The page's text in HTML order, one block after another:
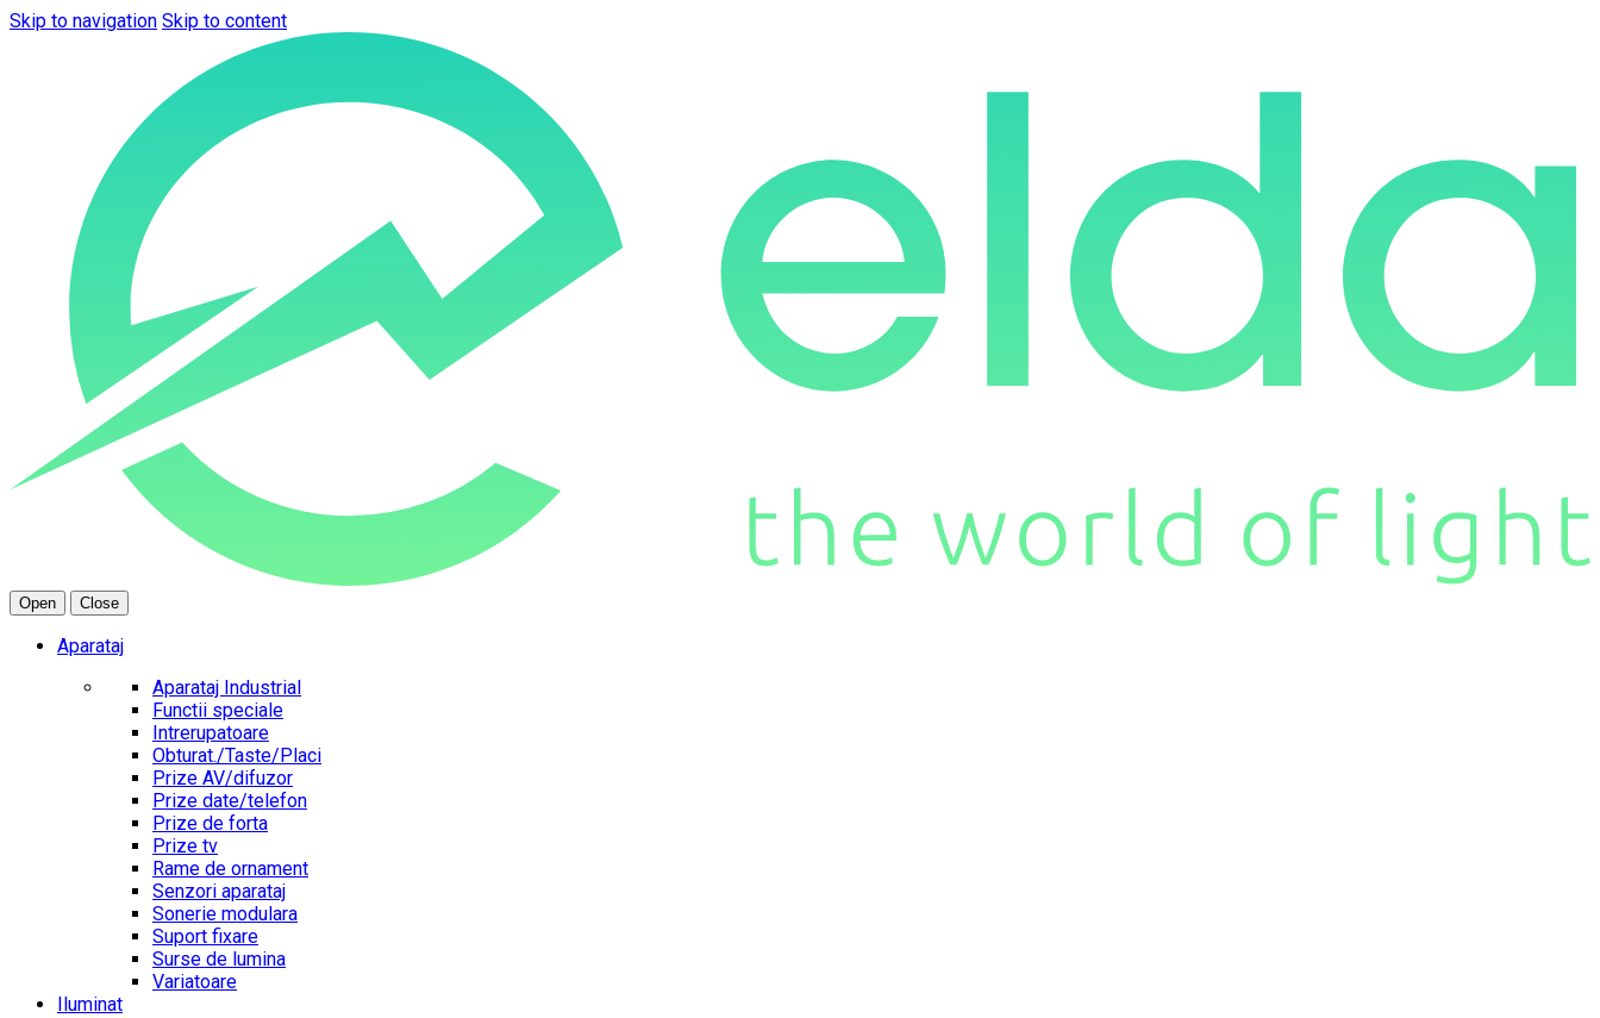
Skip to navigation Skip to content
Open Close
Aparataj
Aparataj Industrial
Functii speciale
Intrerupatoare
Obturat./Taste/Placi
Prize AV/difuzor
Prize date/telefon
Prize de forta
Prize tv
Rame de ornament
Senzori aparataj
Sonerie modulara
Suport fixare
Surse de lumina
Variatoare
Iluminat